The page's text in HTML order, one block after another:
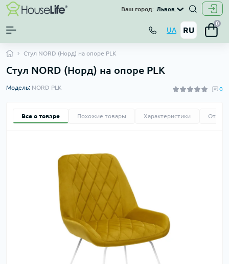
Ваш город: Львов
UA RU
0
Стул NORD (Норд) на опоре PLK
Стул NORD (Норд) на опоре PLK
Модель: NORD PLK 0
Все о товаре Похожие товары Характеристики